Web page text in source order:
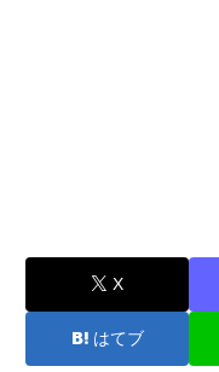
X
はてブ